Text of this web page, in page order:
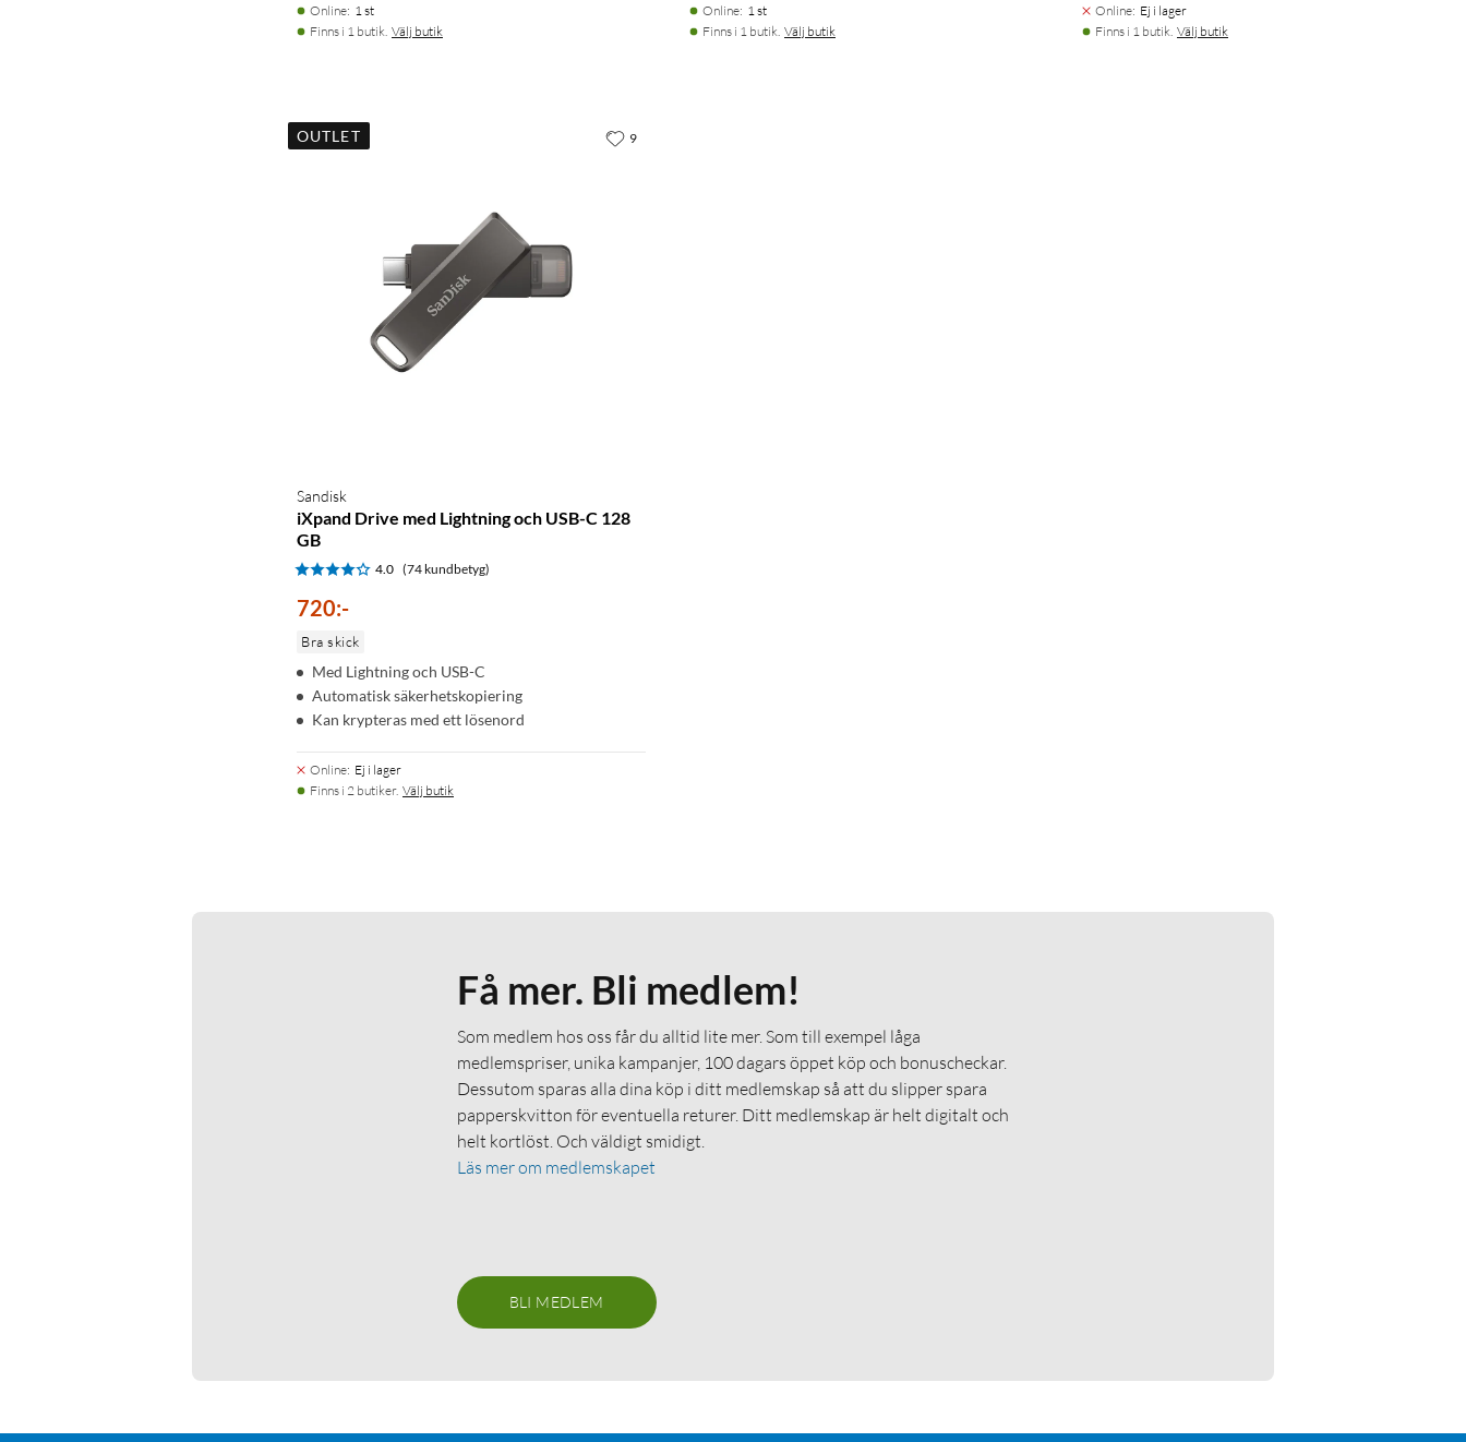
Online: 1 st
Finns i 1 butik. Välj butik
Online: 1 st
Finns i 1 butik. Välj butik
Online: Ej i lager
Finns i 1 butik. Välj butik
OUTLET
Sandisk
iXpand Drive med Lightning och USB-C 128
GB
4.0 (74 kundbetyg)
720:-
Bra skick
Med Lightning och USB-C
Automatisk säkerhetskopiering
Kan krypteras med ett lösenord
Online: Ej i lager
Finns i 2 butiker. Välj butik
9
Få mer. Bli medlem!
Som medlem hos oss får du alltid lite mer. Som till exempel låga
medlemspriser, unika kampanjer, 100 dagars öppet köp och bonuscheckar.
Dessutom sparas alla dina köp i ditt medlemskap så att du slipper spara
papperskvitton för eventuella returer. Ditt medlemskap är helt digitalt och
helt kortlöst. Och väldigt smidigt.
Läs mer om medlemskapet
BLI MEDLEM